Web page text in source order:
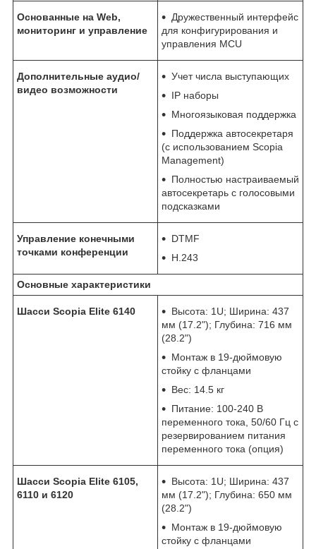
Основанные на Web,
мониторинг и управление
Дружественный интерфейс
для конфигурирования и
управления MCU
Дополнительные аудио/
видео возможности
Учет числа выступающих
IP наборы
Многоязыковая поддержка
Поддержка автосекретаря
(с использованием Scopia
Management)
Полностью настраиваемый
автосекретарь с голосовыми
подсказками
Управление конечными
точками конференции
DTMF
H.243
Основные характеристики
Шасси Scopia Elite 6140
Высота: 1U; Ширина: 437
мм (17.2"); Глубина: 716 мм
(28.2")
Монтаж в 19-дюймовую
стойку с фланцами
Вес: 14.5 кг
Питание: 100-240 В
переменного тока, 50/60 Гц с
резервированием питания
переменного тока (опция)
Шасси Scopia Elite 6105,
6110 и 6120
Высота: 1U; Ширина: 437
мм (17.2"); Глубина: 650 мм
(28.2")
Монтаж в 19-дюймовую
стойку с фланцами